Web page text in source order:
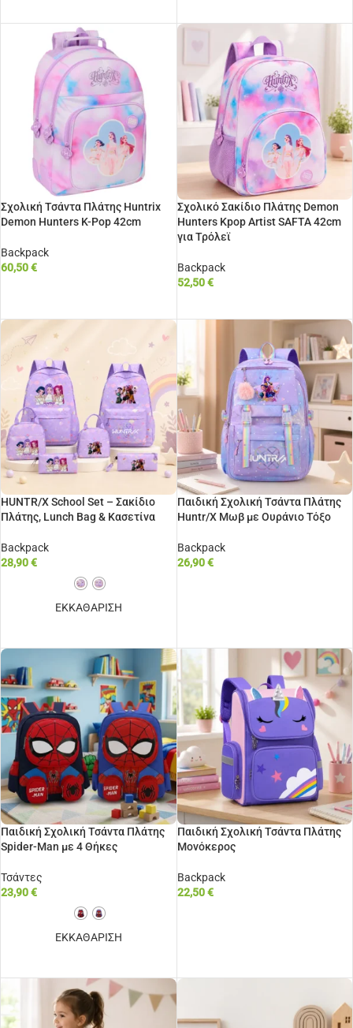
Σχολική Τσάντα Πλάτης Huntrix
Demon Hunters K-Pop 42cm
Backpack
60,50€
Σχολικό Σακίδιο Πλάτης Demon
Hunters Kpop Artist SAFTA 42cm
για Τρόλεϊ
Backpack
52,50€
HUNTR/X School Set – Σακίδιο
Πλάτης, Lunch Bag & Κασετίνα
Backpack
28,90€
ΕΚΚΑΘΑΡΙΣΗ
Παιδική Σχολική Τσάντα Πλάτης
Huntr/X Μωβ με Ουράνιο Τόξο
Backpack
26,90€
Παιδική Σχολική Τσάντα Πλάτης
Spider-Man με 4 Θήκες
Τσάντες
23,90€
ΕΚΚΑΘΑΡΙΣΗ
Παιδική Σχολική Τσάντα Πλάτης
Μονόκερος
Backpack
22,50€